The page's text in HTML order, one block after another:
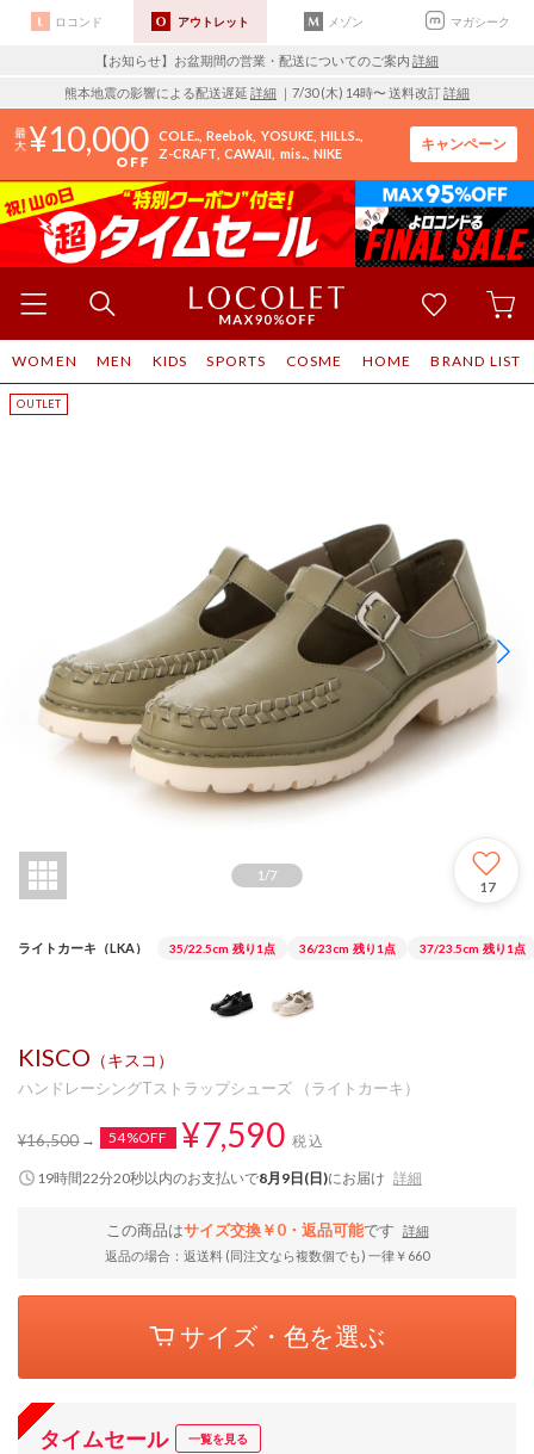
ロコンド アウトレット メゾン マガシーク
【お知らせ】お盆期間の営業・配送についてのご案内 詳細
熊本地震の影響による配送遅延 詳細 ｜7/30 (木) 14時〜 送料改訂詳細
10,000 COLE.. Reebok YOSUKE HILLS..
Z-CRAFT CAWAII mis.. NIKE
キャンペーン
WOMEN MEN KIDS SPORTS COSME HOME BRAND LIST
1 /7
17
ライトカーキ（LKA） 35/22.5cm 残り1点 36/23cm 残り1点 37/23.5cm 残り1点
KISCO （キスコ）
ハンドレーシングTストラップシューズ （ライトカーキ）
¥16,500 54%OFF ¥7,590 税込
19時間22分19秒以内のお支払いで8月9日(日)にお届け 詳細
この商品はサイズ交換￥0・返品可能です
詳細
返品の場合：返送料 (同注文なら複数個でも) 一律￥660
サイズ・色を選ぶ
タイムセール 一覧を見る